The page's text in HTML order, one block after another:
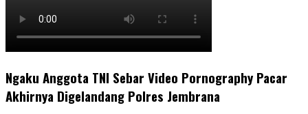
Ngaku Anggota TNI Sebar Video Pornography Pacar
Akhirnya Digelandang Polres Jembrana